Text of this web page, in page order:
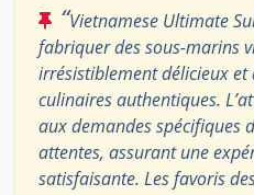
“Vietnamese Ultimate
fabriquer des sous-marins
irrésistiblement délicieux et
culinaires authentiques.
aux demandes spécifiques
attentes, assurant une
satisfaisante. Les favoris